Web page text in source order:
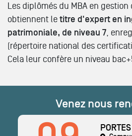
Les diplômés du MBA en
obtiennent le titre d'expert en
patrimoniale, de niveau 7 ,
(répertoire national des
Cela leur confère un niveau
Venez nous